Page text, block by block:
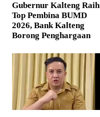
Gubernur Kalteng Raih
Top Pembina BUMD
2026, Bank Kalteng
Borong Penghargaan